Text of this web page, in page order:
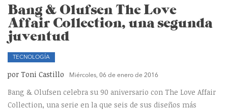
Bang & Olufsen The Love
Affair Collection, una segunda
juventud
TECNOLOGÍA
por Toni Castillo Miércoles, 06 de enero de 2016
Bang & Olufsen celebra su 90 aniversario con The Love Affair
Collection, una serie en la que seis de sus diseños más